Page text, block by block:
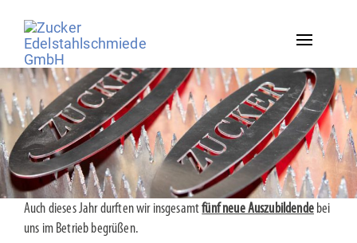
Toggle
navigation
Auch dieses Jahr durften wir insgesamtfünf neue Auszubildendebei
uns im Betrieb begrüßen.